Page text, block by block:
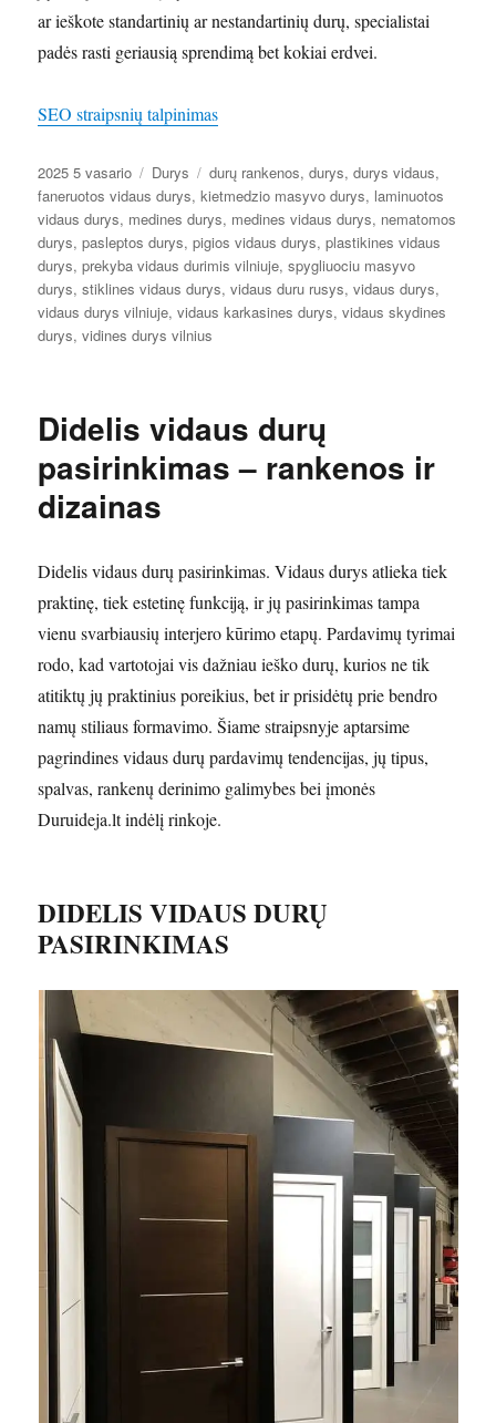
ar ieškote standartinių ar nestandartinių durų, specialistai
padės rasti geriausią sprendimą bet kokiai erdvei.
SEO straipsnių talpinimas
Paskelbta
2025 5 vasario Kategorijos
Durys Žymos
durų rankenos,durys,durys vidaus,
faneruotos vidaus durys,kietmedzio masyvo durys, laminuotos
vidaus durys, medines durys, medines vidaus durys, nematomos
durys,pasleptos durys,pigios vidaus durys,plastikines vidaus
durys,prekyba vidaus durimis vilniuje,spygliuociu masyvo
durys,stiklines vidaus durys,vidaus duru rusys,vidaus durys,
vidaus durys vilniuje,vidaus karkasines durys,vidaus skydines
durys,vidines durys vilnius
Didelis vidaus durų
pasirinkimas – rankenos ir
dizainas
Didelis vidaus durų pasirinkimas. Vidaus durys atlieka tiek
praktinę, tiek estetinę funkciją, ir jų pasirinkimas tampa
vienu svarbiausių interjero kūrimo etapų. Pardavimų tyrimai
rodo, kad vartotojai vis dažniau ieško durų, kurios ne tik
atitiktų jų praktinius poreikius, bet ir prisidėtų prie bendro
namų stiliaus formavimo. Šiame straipsnyje aptarsime
pagrindines vidaus durų pardavimų tendencijas, jų tipus,
spalvas, rankenų derinimo galimybes bei įmonės
Duruideja.lt indėlį rinkoje.
DIDELIS VIDAUS DURŲ
PASIRINKIMAS